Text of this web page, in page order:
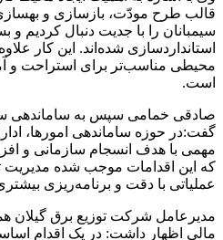
قالب طرح مودّت، بازسازی و
سیمبانان را با جدیت دنبال کردیم
استانداردسازی شده‌اند. این کار
محیطی مناسب‌تر برای استراحت و
است.
‌صادقی خمامی سپس به ساماندهی
گفت:در حوزه ساماندهی امورها،
مهمی با هدف انسجام سازمانی و
که این اقدامات موجب شده مدیریت
عملیاتی با دقت و برنامه‌ریزی
‌مدیرعامل شرکت توزیع برق گیلان
مالی اظهار داشت: در یک اقدام